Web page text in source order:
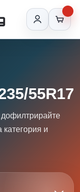
55R17
дофилтрирайте
и